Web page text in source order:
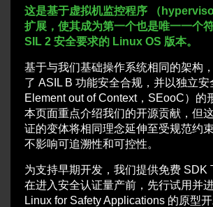
这是基于虚拟机监控程序 （
扩展，使其成为第一个也是唯一一个
SIL 2 安全要求的 Linux OS 版本。
基于与我们基础操作系统相同的架构
了 ASIL B 功能安全合规，并以独立
Element out of Context，SEooC）的
本页面重点介绍我们的开源贡献，但
证的变体将相同理念延伸至受规范约
不影响可追溯性和可控性。
为支持早期开发，我们提供免费 SDK
在进入安全认证量产前，先行试用并
Linux for Safety Applications 的原型开